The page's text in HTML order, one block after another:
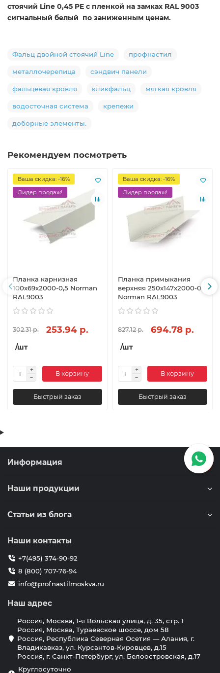
стоячий Line 0,45 PE с пленкой на замках RAL 9003
сигнальный белый по заниженным ценам.
Фальц двойной стоячий Line профнастил
металлочерепица сэндвич панели
фальцевая кровля кликфальц мягкая кровля
водосточная система крепежи
доборные элементы.
Рекомендуем посмотреть
Ваша скидка: -16%
Лидер продаж!
Планка карнизная
100х69х2000-0,5 Norman
RAL9003
302.31 р. 253.94 р.
/шт
В корзину
Быстрый заказ
Ваша скидка: -16%
Лидер продаж!
Планка примыкания
верхняя 250х147х2000-0,5
Norman RAL9003
827.12 р. 694.78 р.
/шт
В корзину
Быстрый заказ
Информация
Наши продукции
Статьи из блога
Наши контакты
+7(495) 374-90-92
8 (800) 707-76-94
info@profnastilmoskva.ru
Наш адрес
Россия, Москва, 1-я Вольская улица, д. 35, стр. 1
Россия, Москва, Тураевское шоссе, дом 58
Россия, Республика Северная Осетия — Алания, г.
Владикавказ, ул. Курсантов-Кировцев, д.15
Россия, г. Санкт-Петербург, ул. Белоостровская, д.17
Круглосуточно